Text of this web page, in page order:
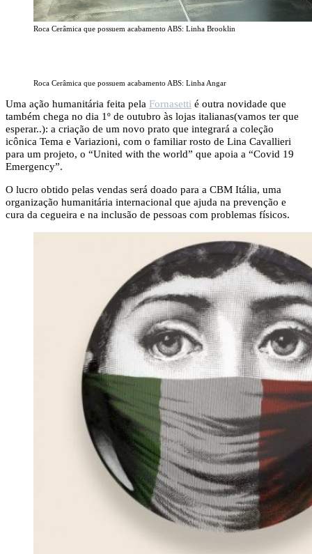
Roca Cerâmica que possuem acabamento ABS: Linha Brooklin
Roca Cerâmica que possuem acabamento ABS: Linha Angar
Uma ação humanitária feita pela Fornasetti é outra novidade que
também chega no dia 1º de outubro às lojas italianas(vamos ter que
esperar..): a criação de um novo prato que integrará a coleção
icônica Tema e Variazioni, com o familiar rosto de Lina Cavallieri
para um projeto, o “United with the world” que apoia a “Covid 19
Emergency”.
O lucro obtido pelas vendas será doado para a CBM Itália, uma
organização humanitária internacional que ajuda na prevenção e
cura da cegueira e na inclusão de pessoas com problemas físicos.